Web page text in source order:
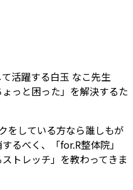
活躍する白玉 なこ先生
っと困った」を解決するた
をしている方なら誰しもが
るべく、「for.R整体院」
トレッチ」を教わってきま